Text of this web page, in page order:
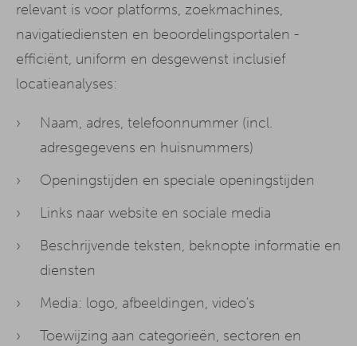
relevant is voor platforms, zoekmachines,
navigatiediensten en beoordelingsportalen -
efficiënt, uniform en desgewenst inclusief
locatieanalyses:
Naam, adres, telefoonnummer (incl.
adresgegevens en huisnummers)
Openingstijden en speciale openingstijden
Links naar website en sociale media
Beschrijvende teksten, beknopte informatie en
diensten
Media: logo, afbeeldingen, video's
Toewijzing aan categorieën, sectoren en